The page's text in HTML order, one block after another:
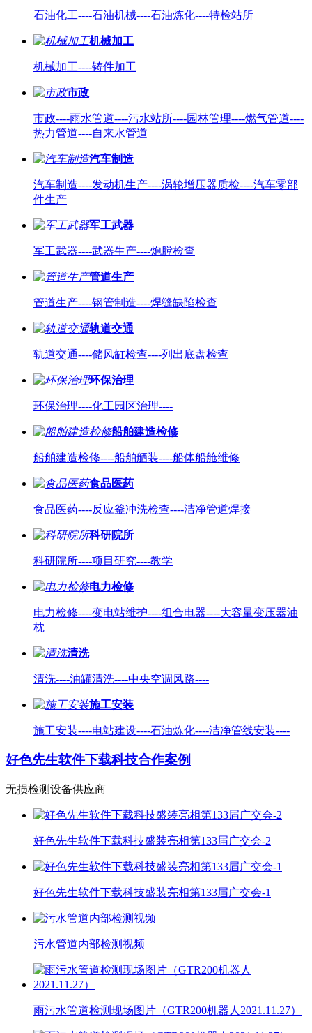
石油化工----石油机械----石油炼化----特检站所
机械加工
机械加工----铸件加工
市政
市政----雨水管道----污水站所----园林管理----燃气管道----
热力管道----自来水管道
汽车制造
汽车制造----发动机生产----涡轮增压器质检----汽车零部
件生产
军工武器
军工武器----武器生产----炮膛检查
管道生产
管道生产----钢管制造----焊缝缺陷检查
轨道交通
轨道交通----储风缸检查----列出底盘检查
环保治理
环保治理----化工园区治理----
船舶建造检修
船舶建造检修----船舶舾装----船体船舱维修
食品医药
食品医药----反应釜冲洗检查----洁净管道焊接
科研院所
科研院所----项目研究----教学
电力检修
电力检修----变电站维护----组合电器----大容量变压器油
枕
清洗
清洗----油罐清洗----中央空调风路----
施工安装
施工安装----电站建设----石油炼化----洁净管线安装----
好色先生软件下载科技合作案例
无损检测设备供应商
好色先生软件下载科技盛装亮相第133届广交会-2
好色先生软件下载科技盛装亮相第133届广交会-1
污水管道内部检测视频
雨污水管道检测现场图片（GTR200机器人2021.11.27）